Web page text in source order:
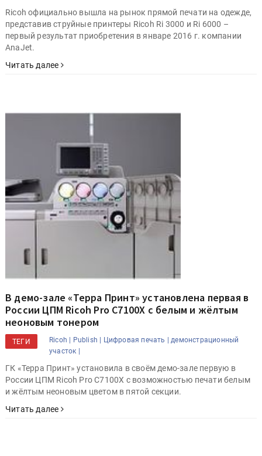
Ricoh официально вышла на рынок прямой печати на одежде,
представив струйные принтеры Ricoh Ri 3000 и Ri 6000 –
первый результат приобретения в январе 2016 г. компании
AnaJet.
Читать далее
В демо-зале «Терра Принт» установлена первая в
России ЦПМ Ricoh Pro C7100X с белым и жёлтым
неоновым тонером
ТЕГИ Ricoh | Publish | Цифровая печать |
демонстрационный
участок |
ГК «Терра Принт» установила в своём демо-зале первую в
России ЦПМ Ricoh Pro C7100Х с возможностью печати белым
и жёлтым неоновым цветом в пятой секции.
Читать далее